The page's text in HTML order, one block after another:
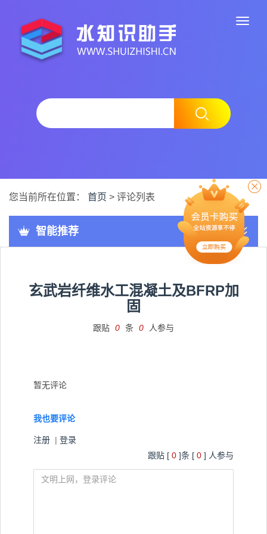
评论列表
您当前所在位置： 首页 > 评论列表
智能推荐
玄武岩纤维水工混凝土及BFRP加
固
跟贴 0 条 0 人参与
暂无评论
我也要评论
注册 | 登录
跟贴 [ 0 ]条 [ 0 ] 人参与